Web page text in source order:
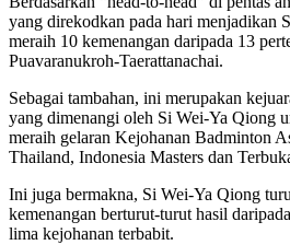
yang direkodkan pada hari menjadikan
meraih 10 kemenangan daripada 13
Puavaranukroh-Taerattanachai.
Sebagai tambahan, ini merupakan
yang dimenangi oleh Si Wei-Ya Qiong
meraih gelaran Kejohanan Badminton
Thailand, Indonesia Masters dan
Ini juga bermakna, Si Wei-Ya Qiong
kemenangan berturut-turut hasil
lima kejohanan terbabit.